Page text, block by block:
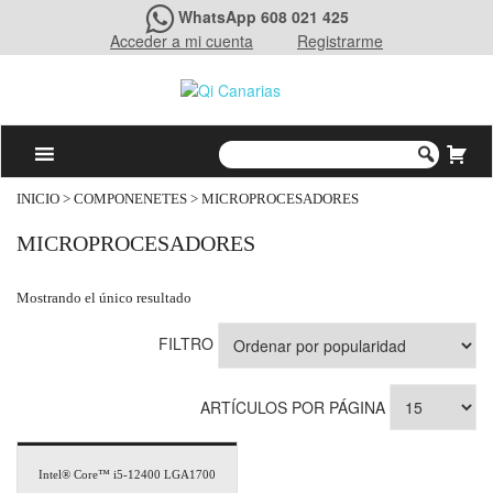
WhatsApp 608 021 425
Acceder a mi cuenta
Registrarme
INICIO > COMPONENETES > MICROPROCESADORES
MICROPROCESADORES
Mostrando el único resultado
FILTRO
ARTÍCULOS POR PÁGINA
Intel® Core™ i5-12400 LGA1700